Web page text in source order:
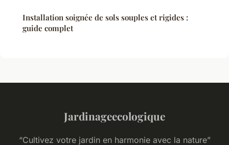
Installation soignée de sols souples et rigides :
guide complet
Jardinageecologique
“Cultivez votre jardin en harmonie avec la nature”